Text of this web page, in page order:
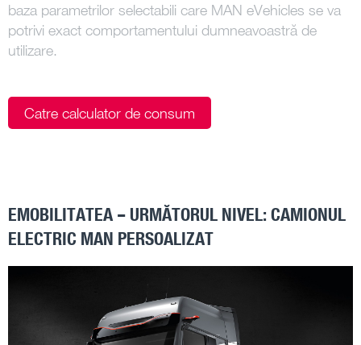
baza parametrilor selectabili care MAN eVehicles se va
potrivi exact comportamentului dumneavoastră de
utilizare.
Catre calculator de consum
EMOBILITATEA – URMĂTORUL NIVEL: CAMIONUL
ELECTRIC MAN PERSOALIZAT